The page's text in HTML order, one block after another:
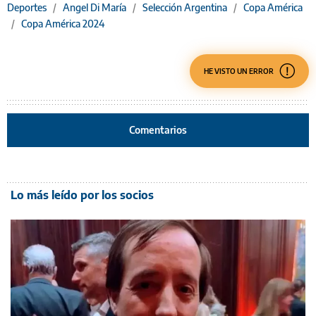
Deportes / Angel Di María / Selección Argentina / Copa América
/ Copa América 2024
HE VISTO UN ERROR
Comentarios
Lo más leído por los socios